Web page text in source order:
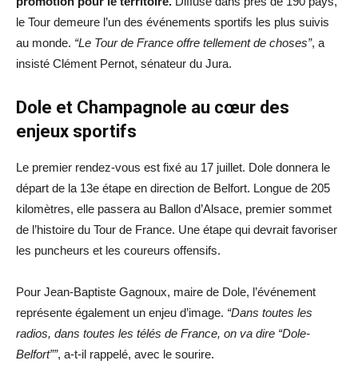
le Tour demeure l’un des événements sportifs les plus suivis
au monde. “Le Tour de France offre tellement de choses”, a
insisté Clément Pernot, sénateur du Jura.
Dole et Champagnole au cœur des
enjeux sportifs
Le premier rendez-vous est fixé au 17 juillet. Dole donnera le
départ de la 13e étape en direction de Belfort. Longue de 205
kilomètres, elle passera au Ballon d’Alsace, premier sommet
de l’histoire du Tour de France. Une étape qui devrait favoriser
les puncheurs et les coureurs offensifs.
Pour Jean-Baptiste Gagnoux, maire de Dole, l’événement
représente également un enjeu d’image. “Dans toutes les
radios, dans toutes les télés de France, on va dire “Dole-
Belfort””, a-t-il rappelé, avec le sourire.